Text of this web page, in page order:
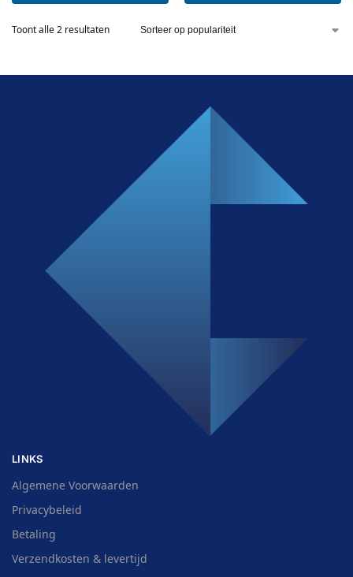
Toont alle 2 resultaten
LINKS
Algemene Voorwaarden
Privacybeleid
Betaling
Verzendkosten & levertijd